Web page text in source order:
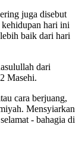
juga disebut
hari ini
baik dari hari
dari
Masehi.
cara berjuang,
Mensyiarkan
- bahagia di